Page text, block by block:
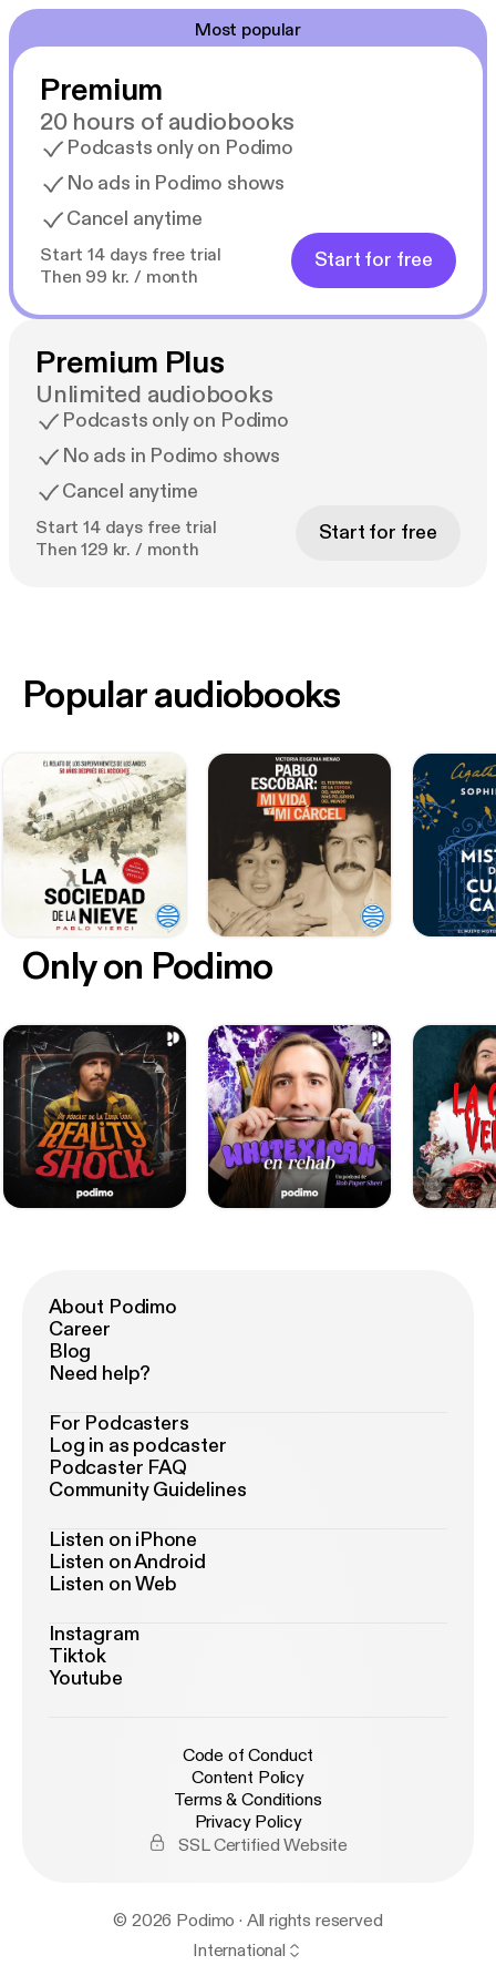
Most popular
Premium
20 hours of audiobooks
Podcasts only on Podimo
No ads in Podimo shows
Cancel anytime
Start 14 days free trial
Then 99 kr. / month
Start for free
Premium Plus
Unlimited audiobooks
Podcasts only on Podimo
No ads in Podimo shows
Cancel anytime
Start 14 days free trial
Then 129 kr. / month
Start for free
Only on Podimo
Popular audiobooks
About Podimo
Career
Blog
Need help?
For Podcasters
Log in as podcaster
Podcaster FAQ
Community Guidelines
Listen on iPhone
Listen on Android
Listen on Web
Instagram
Tiktok
Youtube
Code of Conduct
Content Policy
Terms & Conditions
Privacy Policy
SSL Certified Website
© 2026 Podimo · All rights reserved
International